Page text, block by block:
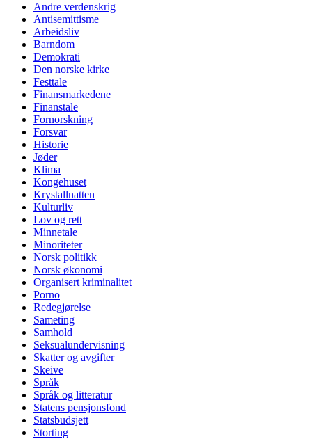
Andre verdenskrig
Antisemittisme
Arbeidsliv
Barndom
Demokrati
Den norske kirke
Festtale
Finansmarkedene
Finanstale
Fornorskning
Forsvar
Historie
Jøder
Klima
Kongehuset
Krystallnatten
Kulturliv
Lov og rett
Minnetale
Minoriteter
Norsk politikk
Norsk økonomi
Organisert kriminalitet
Porno
Redegjørelse
Sameting
Samhold
Seksualundervisning
Skatter og avgifter
Skeive
Språk
Språk og litteratur
Statens pensjonsfond
Statsbudsjett
Storting